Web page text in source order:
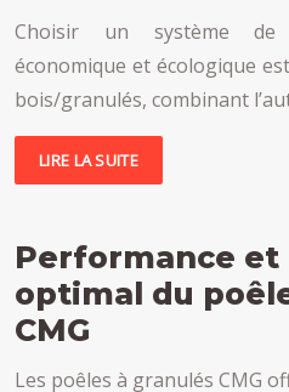
Choisir un système de
économique et écologique
bois/granulés, combinant
LIRE LA SUITE
Performance
optimal du
CMG
Les poêles à granulés CMG